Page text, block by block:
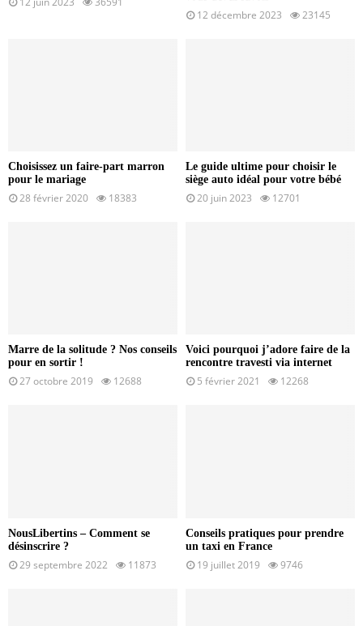
12 décembre 2023 23145
Choisissez un faire-part marron
pour le mariage
28 février 2020 18383
Le guide ultime pour choisir le
siège auto idéal pour votre bébé
20 juin 2023 12701
Marre de la solitude ? Nos conseils
pour en sortir !
27 octobre 2019 12688
Voici pourquoi j’adore faire de la
rencontre travesti via internet
5 février 2021 12268
NousLibertins – Comment se
désinscrire ?
29 septembre 2022 11873
Conseils pratiques pour prendre
un taxi en France
19 juillet 2019 9746